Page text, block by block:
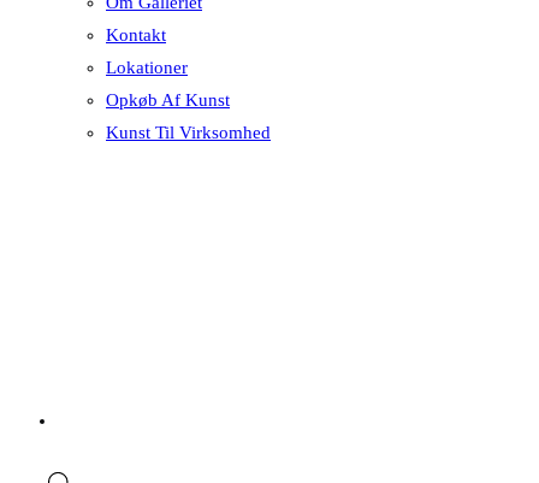
Kontakt
Lokationer
Opkøb Af Kunst
Kunst Til Virksomhed